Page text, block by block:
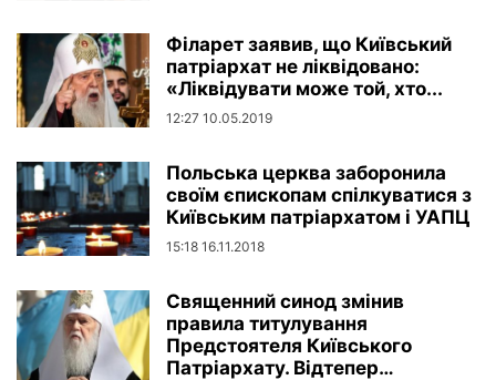
Філарет заявив, що Київський
патріархат не ліквідовано:
«Ліквідувати може той, хто...
12:27 10.05.2019
Польська церква заборонила
своїм єпископам спілкуватися з
Київським патріархатом і УАПЦ
15:18 16.11.2018
Священний синод змінив
правила титулування
Предстоятеля Київського
Патріархату. Відтепер…